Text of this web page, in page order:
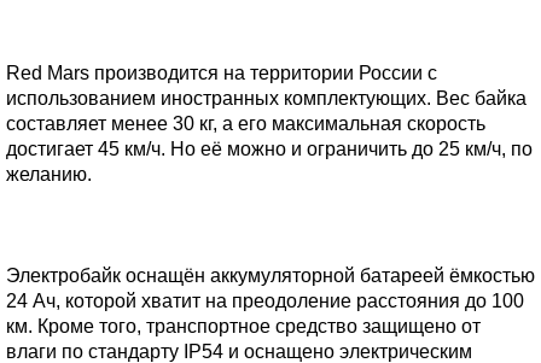
Red Mars производится на территории России с
использованием иностранных комплектующих. Вес байка
составляет менее 30 кг, а его максимальная скорость
достигает 45 км/ч. Но её можно и ограничить до 25 км/ч, по
желанию.
Электробайк оснащён аккумуляторной батареей ёмкостью
24 Ач, которой хватит на преодоление расстояния до 100
км. Кроме того, транспортное средство защищено от
влаги по стандарту IP54 и оснащено электрическим